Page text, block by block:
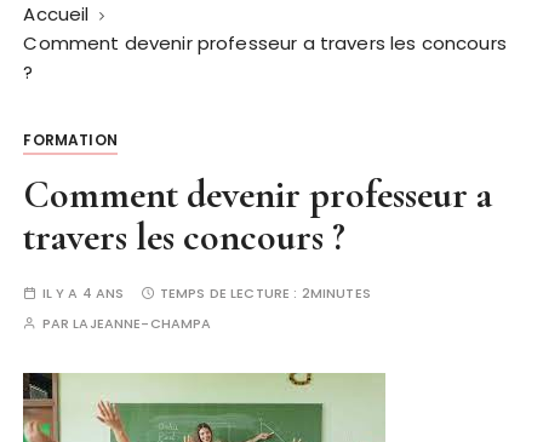
Accueil
Comment devenir professeur a travers les concours
?
FORMATION
Comment devenir professeur a
travers les concours ?
IL Y A 4 ANS TEMPS DE LECTURE : 2MINUTES
PARLAJEANNE-CHAMPA